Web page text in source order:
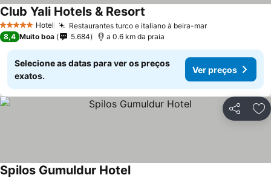
5 Estrelas Hotel Restaurantes turco e italiano à beira-mar
Club Yali Hotels & Resort
8,4 Muito boa 5.684 a 0.6 km da praia
Selecione as datas para ver os preços
exatos.
Ver preços
Partilhar
Spilos Gumuldur Hotel